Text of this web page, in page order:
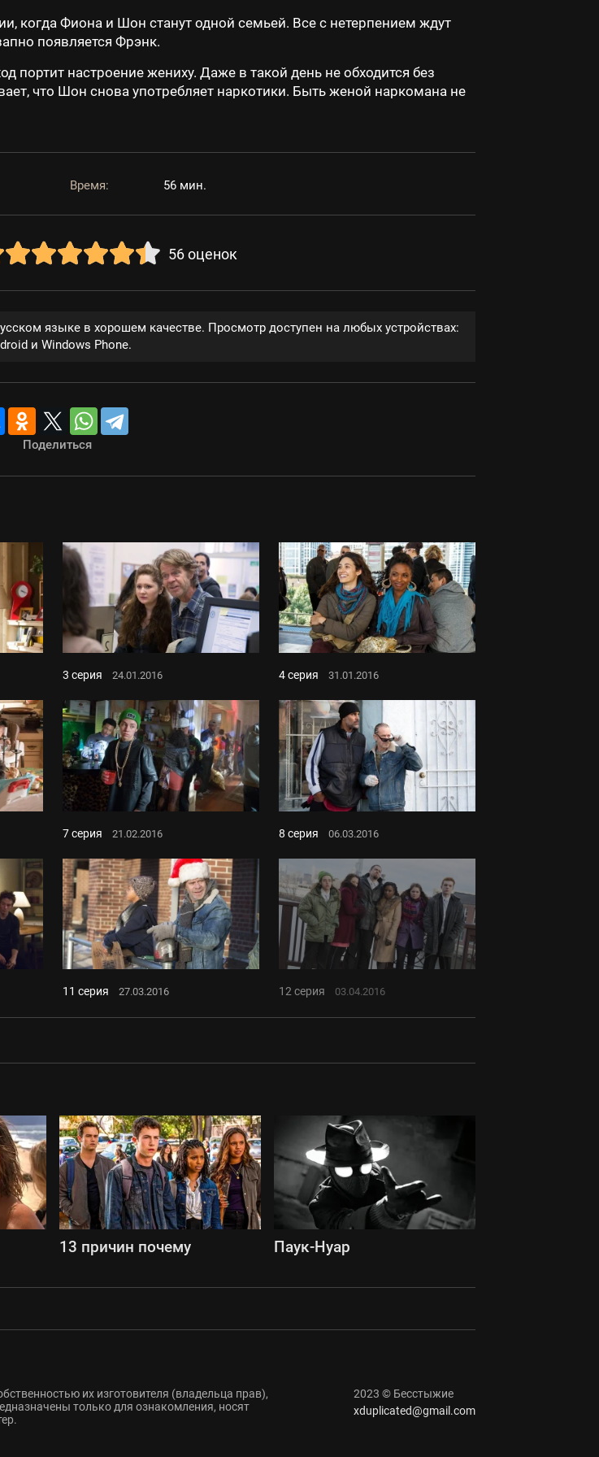
когда Фиона и Шон станут одной семьей. Все с нетерпением ждут
появляется Фрэнк.
портит настроение жениху. Даже в такой день не обходится без
что Шон снова употребляет наркотики. Быть женой наркомана не
Время: 56 мин.
56 оценок
языке в хорошем качестве. Просмотр доступен на любых устройствах:
и Windows Phone.
Поделиться
3 серия 24.01.2016 4 серия 31.01.2016
7 серия 21.02.2016 8 серия 06.03.2016
11 серия 27.03.2016 12 серия 03.04.2016
13 причин почему Паук-Нуар
их изготовителя (владельца прав),
только для ознакомления, носят
2023 © Бесстыжие
xduplicated@gmail.com